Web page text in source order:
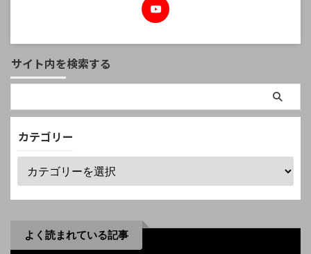
サイト内を検索する
カテゴリー
よく読まれている記事